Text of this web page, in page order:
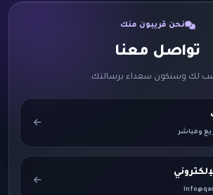
نحن قريبون منك
تواصل معنا
لك وسنكون سعداء برسالتك.
ومباشر